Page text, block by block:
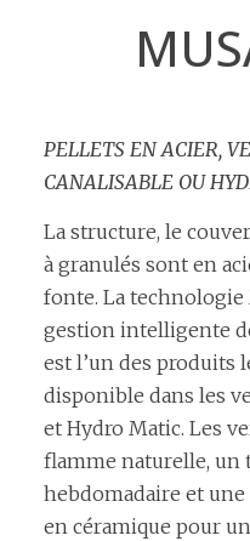
PELLETS EN ACIER,
CANALISABLE OU
La structure, le
à granulés sont en
fonte. La
gestion intelligente
est l’un des produits
disponible dans les
et Hydro Matic. Les
flamme naturelle, un
hebdomadaire et
en céramique pour